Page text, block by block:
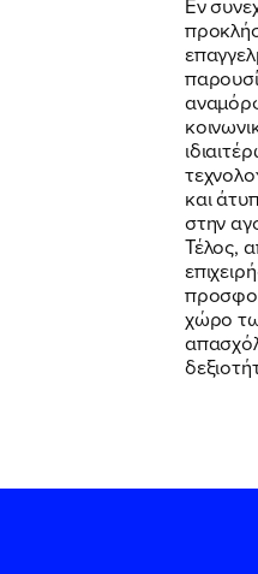
και
στην
Τέλος,
χώρο